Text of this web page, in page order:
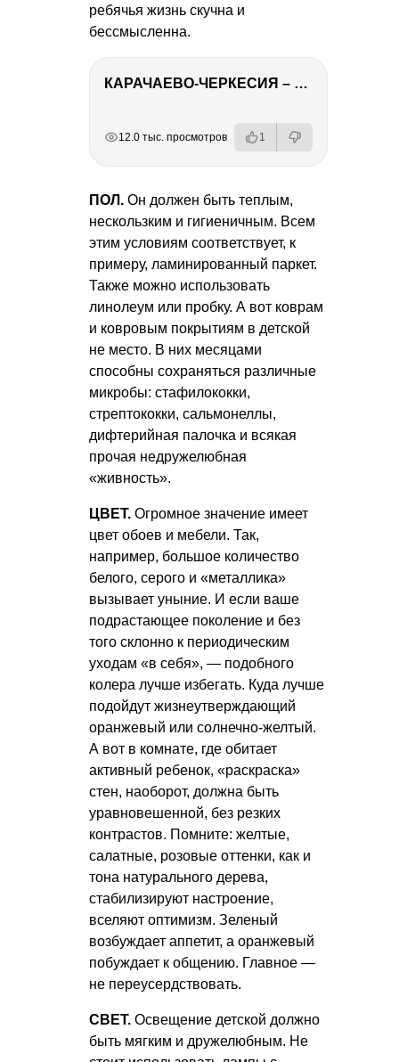
ребячья жизнь скучна и
бессмысленна.
КАРАЧАЕВО-ЧЕРКЕСИЯ – ПУТЕШЕСТВИЕ НА КАВКАЗ часть 2
12.0 тыс. просмотров 1
ПОЛ. Он должен быть теплым,
нескользким и гигиеничным. Всем
этим условиям соответствует, к
примеру, ламинированный паркет.
Также можно использовать
линолеум или пробку. А вот коврам
и ковровым покрытиям в детской
не место. В них месяцами
способны сохраняться различные
микробы: стафилококки,
стрептококки, сальмонеллы,
дифтерийная палочка и всякая
прочая недружелюбная
«живность».
ЦВЕТ. Огромное значение имеет
цвет обоев и мебели. Так,
например, большое количество
белого, серого и «металлика»
вызывает уныние. И если ваше
подрастающее поколение и без
того склонно к периодическим
уходам «в себя», — подобного
колера лучше избегать. Куда лучше
подойдут жизнеутверждающий
оранжевый или солнечно-желтый.
А вот в комнате, где обитает
активный ребенок, «раскраска»
стен, наоборот, должна быть
уравновешенной, без резких
контрастов. Помните: желтые,
салатные, розовые оттенки, как и
тона натурального дерева,
стабилизируют настроение,
вселяют оптимизм. Зеленый
возбуждает аппетит, а оранжевый
побуждает к общению. Главное —
не переусердствовать.
СВЕТ. Освещение детской должно
быть мягким и дружелюбным. Не